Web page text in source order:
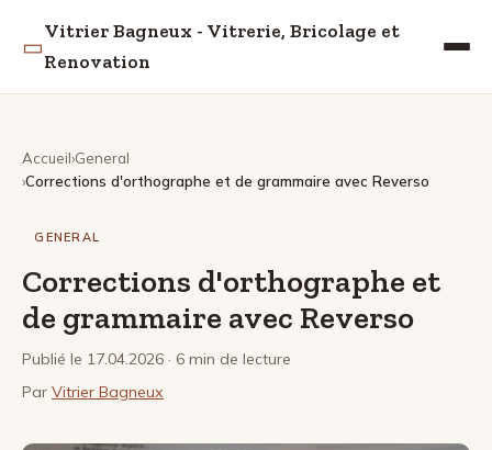
▭
Vitrier Bagneux - Vitrerie, Bricolage et
Renovation
Accueil General
Corrections d'orthographe et de grammaire avec Reverso
GENERAL
Corrections d'orthographe et
de grammaire avec Reverso
Publié le 17.04.2026 · 6 min de lecture
Par Vitrier Bagneux